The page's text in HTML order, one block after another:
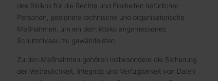
des Risikos für die Rechte und Freiheiten natürlicher
Personen, geeignete technische und organisatorische
Maßnahmen, um ein dem Risiko angemessenes
Schutzniveau zu gewährleisten.
Zu den Maßnahmen gehören insbesondere die Sicherung
der Vertraulichkeit, Integrität und Verfügbarkeit von Daten